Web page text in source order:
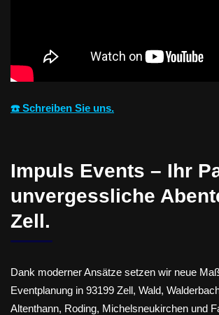
☎️ Schreiben Sie uns.
Impuls Events – Ihr
unvergessliche
Zell.
Dank moderner Ansätze setzen wir neue
Eventplanung in 93199 Zell, Wald,
Altenthann, Roding, Michelsneukirchen und